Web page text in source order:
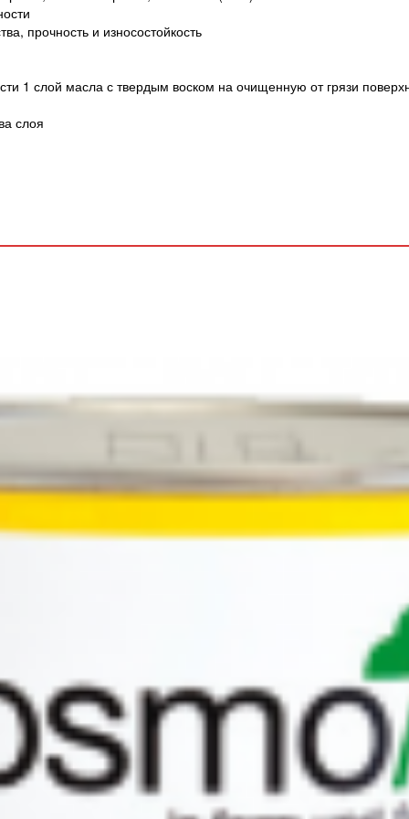
прочность и износостойкость
1 слой масла с твердым воском на очищенную от грязи
слоя